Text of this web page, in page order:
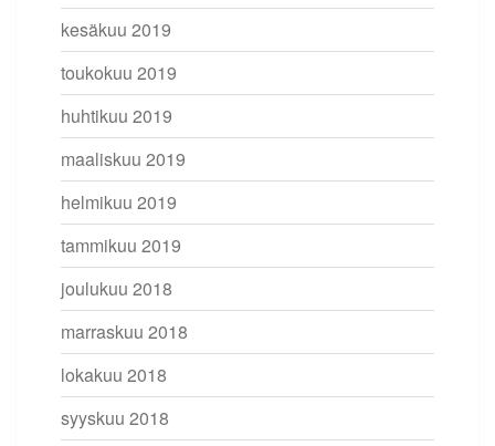
kesäkuu 2019
toukokuu 2019
huhtikuu 2019
maaliskuu 2019
helmikuu 2019
tammikuu 2019
joulukuu 2018
marraskuu 2018
lokakuu 2018
syyskuu 2018